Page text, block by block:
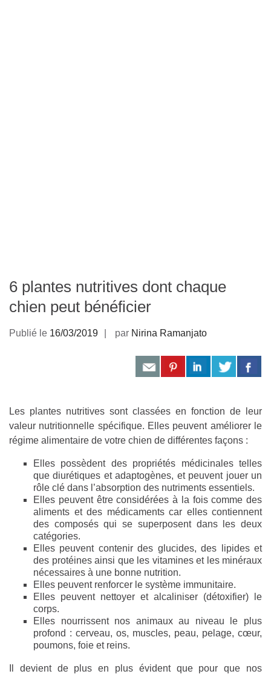
6 plantes nutritives dont chaque
chien peut bénéficier
Publié le 16/03/2019 par Nirina Ramanjato
Les plantes nutritives sont classées en fonction de leur
valeur nutritionnelle spécifique. Elles peuvent améliorer le
régime alimentaire de votre chien de différentes façons :
Elles possèdent des propriétés médicinales telles
que diurétiques et adaptogènes, et peuvent jouer un
rôle clé dans l’absorption des nutriments essentiels.
Elles peuvent être considérées à la fois comme des
aliments et des médicaments car elles contiennent
des composés qui se superposent dans les deux
catégories.
Elles peuvent contenir des glucides, des lipides et
des protéines ainsi que les vitamines et les minéraux
nécessaires à une bonne nutrition.
Elles peuvent renforcer le système immunitaire.
Elles peuvent nettoyer et alcaliniser (détoxifier) ​​le
corps.
Elles nourrissent nos animaux au niveau le plus
profond : cerveau, os, muscles, peau, pelage, cœur,
poumons, foie et reins.
Il devient de plus en plus évident que pour que nos